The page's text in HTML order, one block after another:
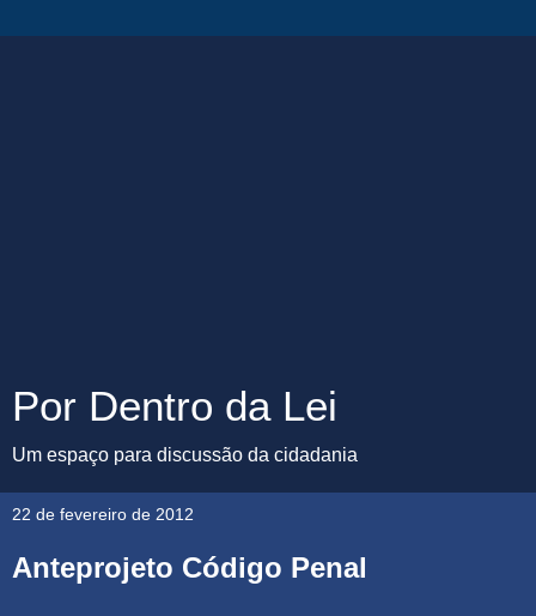
Por Dentro da Lei
Um espaço para discussão da cidadania
22 de fevereiro de 2012
Anteprojeto Código Penal